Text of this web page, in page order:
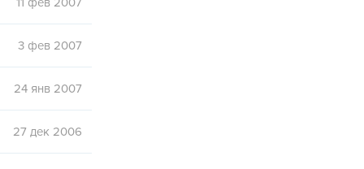
3 фев 2007
24 янв 2007
27 дек 2006